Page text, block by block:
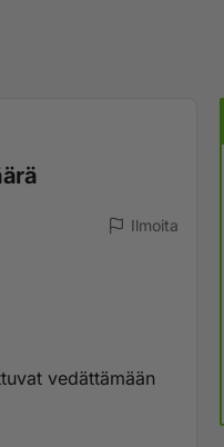
Ilmoita
vedättämään